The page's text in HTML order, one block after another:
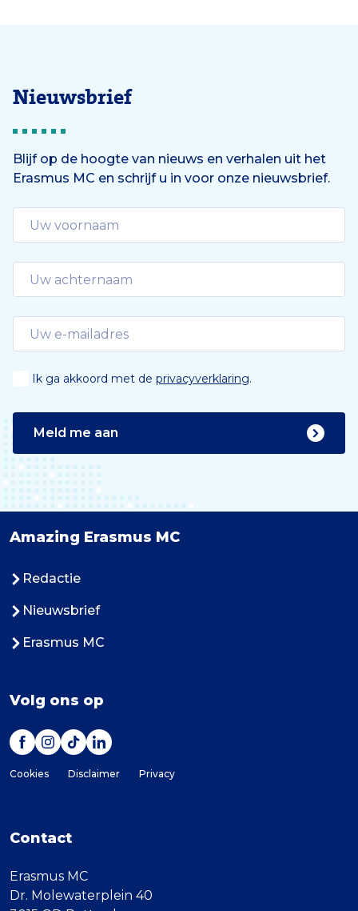
Nieuwsbrief
Blijf op de hoogte van nieuws en verhalen uit het
Erasmus MC en schrijf u in voor onze nieuwsbrief.
Ik ga akkoord met de privacyverklaring.
Meld me aan
Amazing Erasmus MC
Redactie
Nieuwsbrief
Erasmus MC
Volg ons op
Cookies Disclaimer Privacy
Contact
Erasmus MC
Dr. Molewaterplein 40